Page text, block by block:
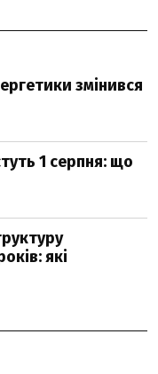
змінився
1 серпня: що
які